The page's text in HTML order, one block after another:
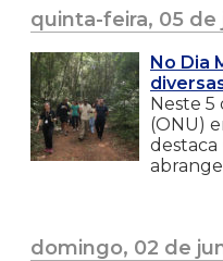
quinta-feira, 05 de
No Dia
Neste 5
(ONU)
destaca
domingo, 02 de